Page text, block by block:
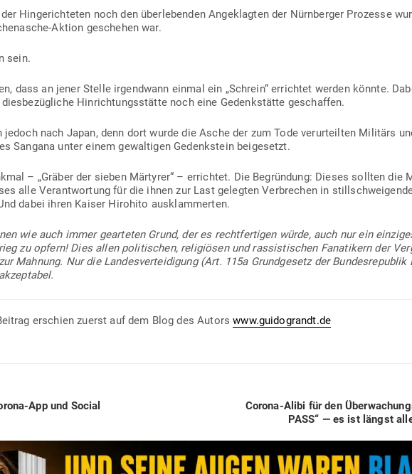
Hin­ge­rich­teten noch den über­le­benden Ange­klagten der Nürn­berger Pro­zesse
Aktion geschehen war.
sein.
dass an jener Stelle irgendwann einmal ein „Schrein“ errichtet werden könnte.
Hin­rich­tungs­stätte noch eine Gedenk­stätte geschaffen.
jedoch nach Japan, denn dort wurde die Asche der zum Tode ver­ur­teilten Militärs
Sangana unter einem gewal­tigen Gedenk­stein beigesetzt.
– „Gräber der sieben Mär­tyrer“ – errichtet. Die Begründung: Dieses sollten die
alle Ver­ant­wortung für die ihnen zur Last gelegten Ver­brechen in
dabei ihren Kaiser Hirohito ausklammerten.
wie auch immer gear­teten Grund, der es recht­fer­tigen würde, auch nur ein
zu opfern! Dies allen poli­ti­schen, reli­giösen und ras­sis­ti­schen Fana­tikern der
Mahnung. Nur die Lan­des­ver­tei­digung (Art. 115a Grund­gesetz der Bun­des­re­publik
erschien zuerst auf dem Blog des Autorswww.guidograndt.de
App und Social
Next
Corona-Alibi für den
PASS“ — es ist längst